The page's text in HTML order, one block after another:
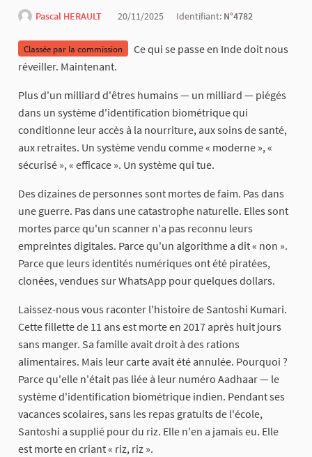
Pascal HERAULT 20/11/2025 Identifiant: N°4782
Classée par la commission
Ce qui se passe en Inde doit nous
réveiller. Maintenant.
Plus d'un milliard d'êtres humains — un milliard — piégés
dans un système d'identification biométrique qui
conditionne leur accès à la nourriture, aux soins de santé,
aux retraites. Un système vendu comme « moderne », «
sécurisé », « efficace ». Un système qui tue.
Des dizaines de personnes sont mortes de faim. Pas dans
une guerre. Pas dans une catastrophe naturelle. Elles sont
mortes parce qu'un scanner n'a pas reconnu leurs
empreintes digitales. Parce qu'un algorithme a dit « non ».
Parce que leurs identités numériques ont été piratées,
clonées, vendues sur WhatsApp pour quelques dollars.
Laissez-nous vous raconter l'histoire de Santoshi Kumari.
Cette fillette de 11 ans est morte en 2017 après huit jours
sans manger. Sa famille avait droit à des rations
alimentaires. Mais leur carte avait été annulée. Pourquoi ?
Parce qu'elle n'était pas liée à leur numéro Aadhaar — le
système d'identification biométrique indien. Pendant ses
vacances scolaires, sans les repas gratuits de l'école,
Santoshi a supplié pour du riz. Elle n'en a jamais eu. Elle
est morte en criant « riz, riz ».